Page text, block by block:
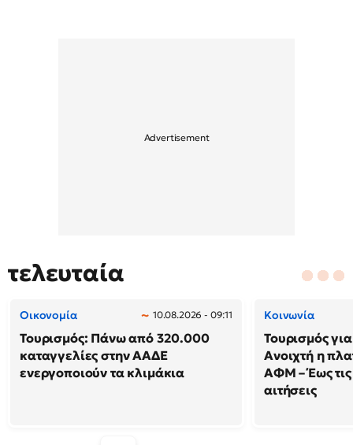
τελευταία
Οικονομία 10.08.2026 - 09:11
Τουρισμός: Πάνω από 320.000
καταγγελίες στην ΑΑΔΕ
ενεργοποιούν τα κλιμάκια
Κοινωνία
Τουρισμός
Ανοιχτή η
ΑΦΜ – Έως
αιτήσεις